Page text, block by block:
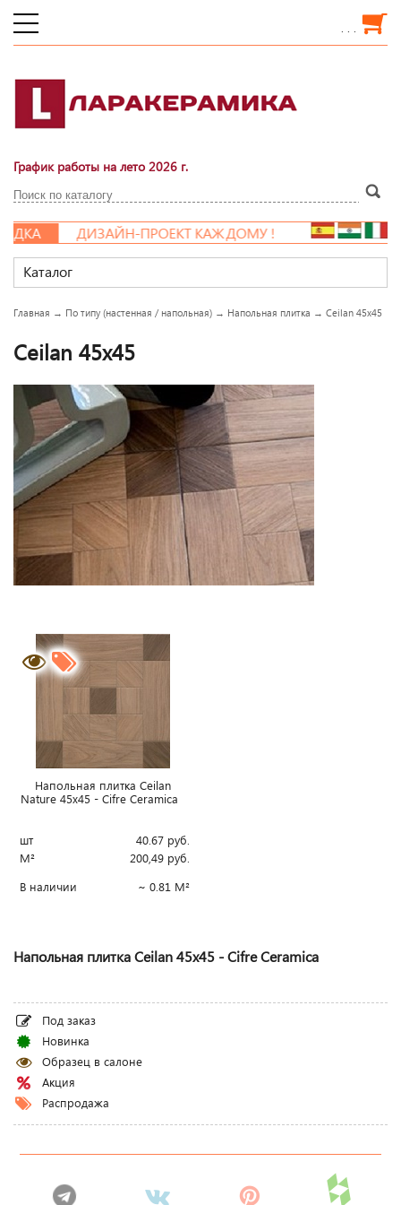
. . .
График работы на лето 2026 г.
ДИЗАЙН-ПРОЕКТ КАЖДОМУ !
Каталог
Главная → По типу (настенная / напольная) → Напольная плитка → Ceilan 45x45
Ceilan 45x45
Напольная плитка Ceilan
Nature 45x45 - Cifre Ceramica
шт 40.67 руб.
М²
200,49 руб.
В наличии
~ 0.81 М²
Напольная плитка Ceilan 45x45 - Cifre Ceramica
Под заказ
Новинка
Образец в салоне
Акция
Распродажа